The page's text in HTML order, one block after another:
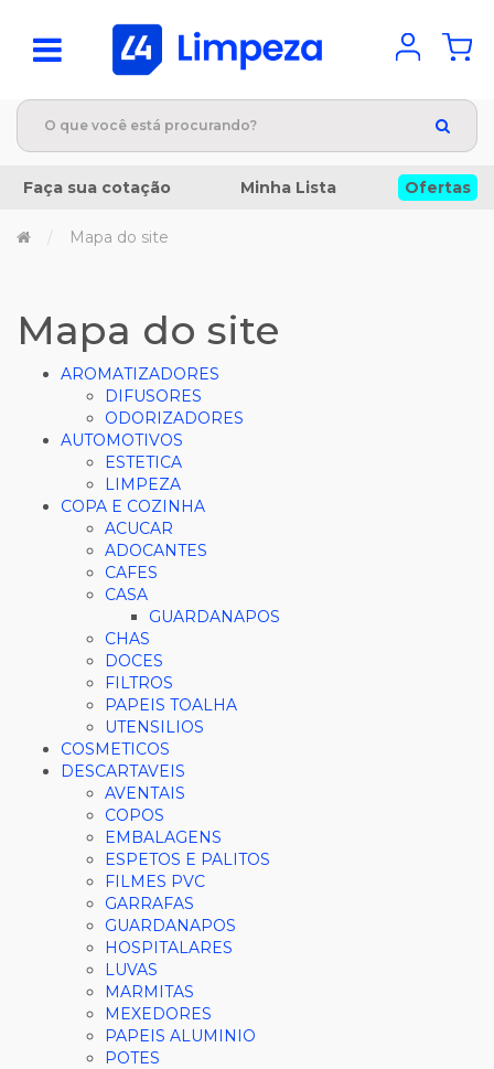
Faça sua cotação Minha Lista Ofertas
Mapa do site
Mapa do site
AROMATIZADORES
DIFUSORES
ODORIZADORES
AUTOMOTIVOS
ESTETICA
LIMPEZA
COPA E COZINHA
ACUCAR
ADOCANTES
CAFES
CASA
GUARDANAPOS
CHAS
DOCES
FILTROS
PAPEIS TOALHA
UTENSILIOS
COSMETICOS
DESCARTAVEIS
AVENTAIS
COPOS
EMBALAGENS
ESPETOS E PALITOS
FILMES PVC
GARRAFAS
GUARDANAPOS
HOSPITALARES
LUVAS
MARMITAS
MEXEDORES
PAPEIS ALUMINIO
POTES